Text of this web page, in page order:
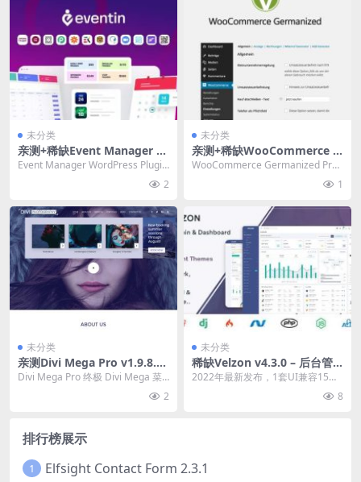
未分类
亲测+稀缺Event Manager W
ordPress Plugin v4.1.6 Eve
Event Manager WordPress Plugin
2
未分类
亲测+稀缺WooCommerce G
ermanized Pro by Vendider
WooCommerce Germanized Pro
1
未分类
亲测Divi Mega Pro v1.9.8.9
+ v3.6.2 + Templates – 终极
Divi Mega Pro 终极 Divi Mega 菜
2
未分类
稀缺Velzon v4.3.0 – 后台管
理和仪表板模板下载
2022年最新发布，1套UI兼容15个
8
排行榜展示
1 Elfsight Contact Form 2.3.1